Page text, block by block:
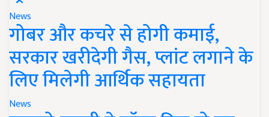
News
गोबर और कचरे से होगी कमाई,
सरकार खरीदेगी गैस, प्लांट लगाने के
लिए मिलेगी आर्थिक सहायता
News